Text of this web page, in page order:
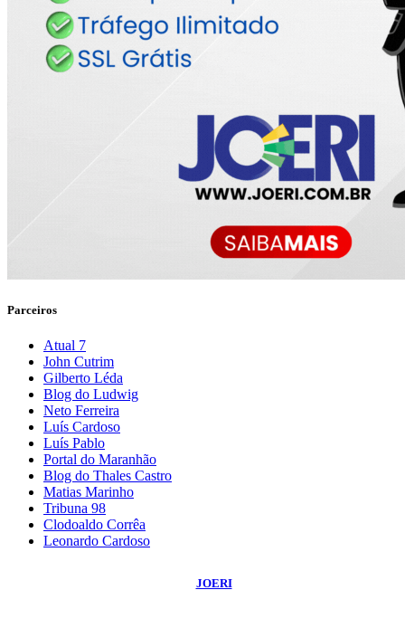
Parceiros
Atual 7
John Cutrim
Gilberto Léda
Blog do Ludwig
Neto Ferreira
Luís Cardoso
Luís Pablo
Portal do Maranhão
Blog do Thales Castro
Matias Marinho
Tribuna 98
Clodoaldo Corrêa
Leonardo Cardoso
JOERI